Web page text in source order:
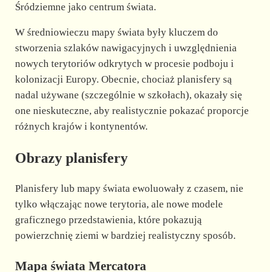
Śródziemne jako centrum świata.
W średniowieczu mapy świata były kluczem do
stworzenia szlaków nawigacyjnych i uwzględnienia
nowych terytoriów odkrytych w procesie podboju i
kolonizacji Europy. Obecnie, chociaż planisfery są
nadal używane (szczególnie w szkołach), okazały się
one nieskuteczne, aby realistycznie pokazać proporcje
różnych krajów i kontynentów.
Obrazy planisfery
Planisfery lub mapy świata ewoluowały z czasem, nie
tylko włączając nowe terytoria, ale nowe modele
graficznego przedstawienia, które pokazują
powierzchnię ziemi w bardziej realistyczny sposób.
Mapa świata Mercatora